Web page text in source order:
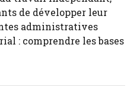
de développer leur
administratives
: comprendre les bases